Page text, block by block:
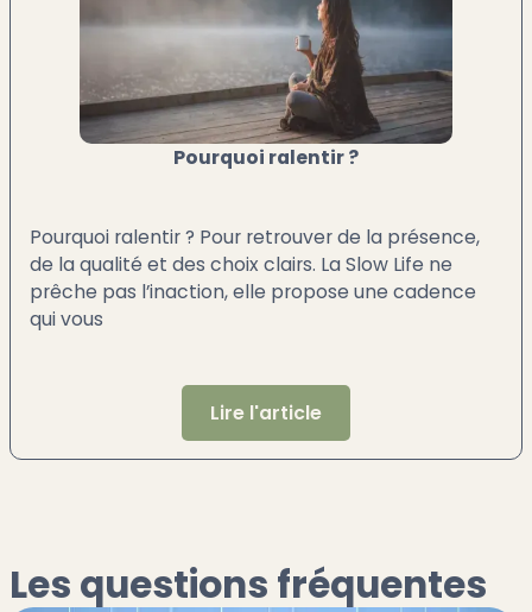
Pourquoi ralentir ?
Pourquoi ralentir ? Pour retrouver de la présence,
de la qualité et des choix clairs. La Slow Life ne
prêche pas l’inaction, elle propose une cadence
qui vous
Lire l'article
Les questions fréquentes